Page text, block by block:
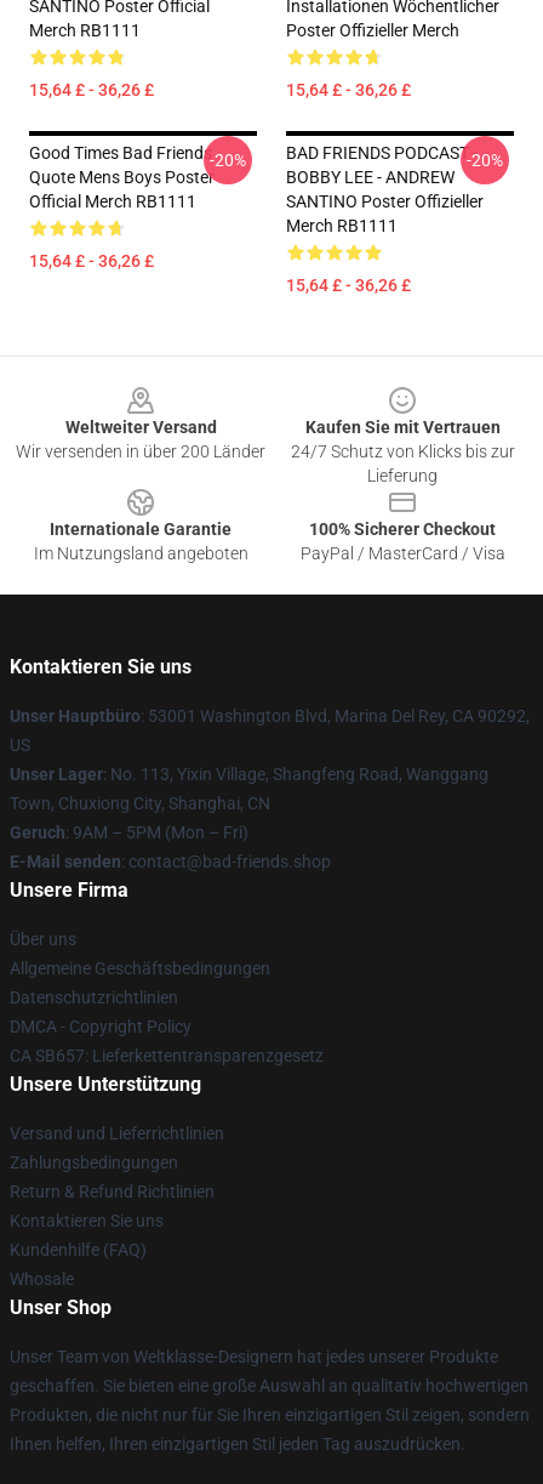
SANTINO Poster Official
Merch RB1111
15,64 £ - 36,26 £
Installationen Wöchentlicher
Poster Offizieller Merch
15,64 £ - 36,26 £
Good Times Bad Friends
Quote Mens Boys Poster
Official Merch RB1111
15,64 £ - 36,26 £
-20%
BAD FRIENDS PODCAST -
BOBBY LEE - ANDREW
SANTINO Poster Offizieller
Merch RB1111
15,64 £ - 36,26 £
-20%
Weltweiter Versand
Wir versenden in über 200 Länder
Kaufen Sie mit Vertrauen
24/7 Schutz von Klicks bis zur
Lieferung
Internationale Garantie
Im Nutzungsland angeboten
100% Sicherer Checkout
PayPal / MasterCard / Visa
Kontaktieren Sie uns
Unser Hauptbüro: 53001 Washington Blvd, Marina Del Rey, CA 90292,
US
Unser Lager: No. 113, Yixin Village, Shangfeng Road, Wanggang
Town, Chuxiong City, Shanghai, CN
Geruch: 9AM – 5PM (Mon – Fri)
E-Mail senden: contact@bad-friends.shop
Unsere Firma
Über uns
Allgemeine Geschäftsbedingungen
Datenschutzrichtlinien
DMCA - Copyright Policy
CA SB657: Lieferkettentransparenzgesetz
Unsere Unterstützung
Versand und Lieferrichtlinien
Zahlungsbedingungen
Return & Refund Richtlinien
Kontaktieren Sie uns
Kundenhilfe (FAQ)
Whosale
Unser Shop
Unser Team von Weltklasse-Designern hat jedes unserer Produkte
geschaffen. Sie bieten eine große Auswahl an qualitativ hochwertigen
Produkten, die nicht nur für Sie Ihren einzigartigen Stil zeigen, sondern
Ihnen helfen, Ihren einzigartigen Stil jeden Tag auszudrücken.